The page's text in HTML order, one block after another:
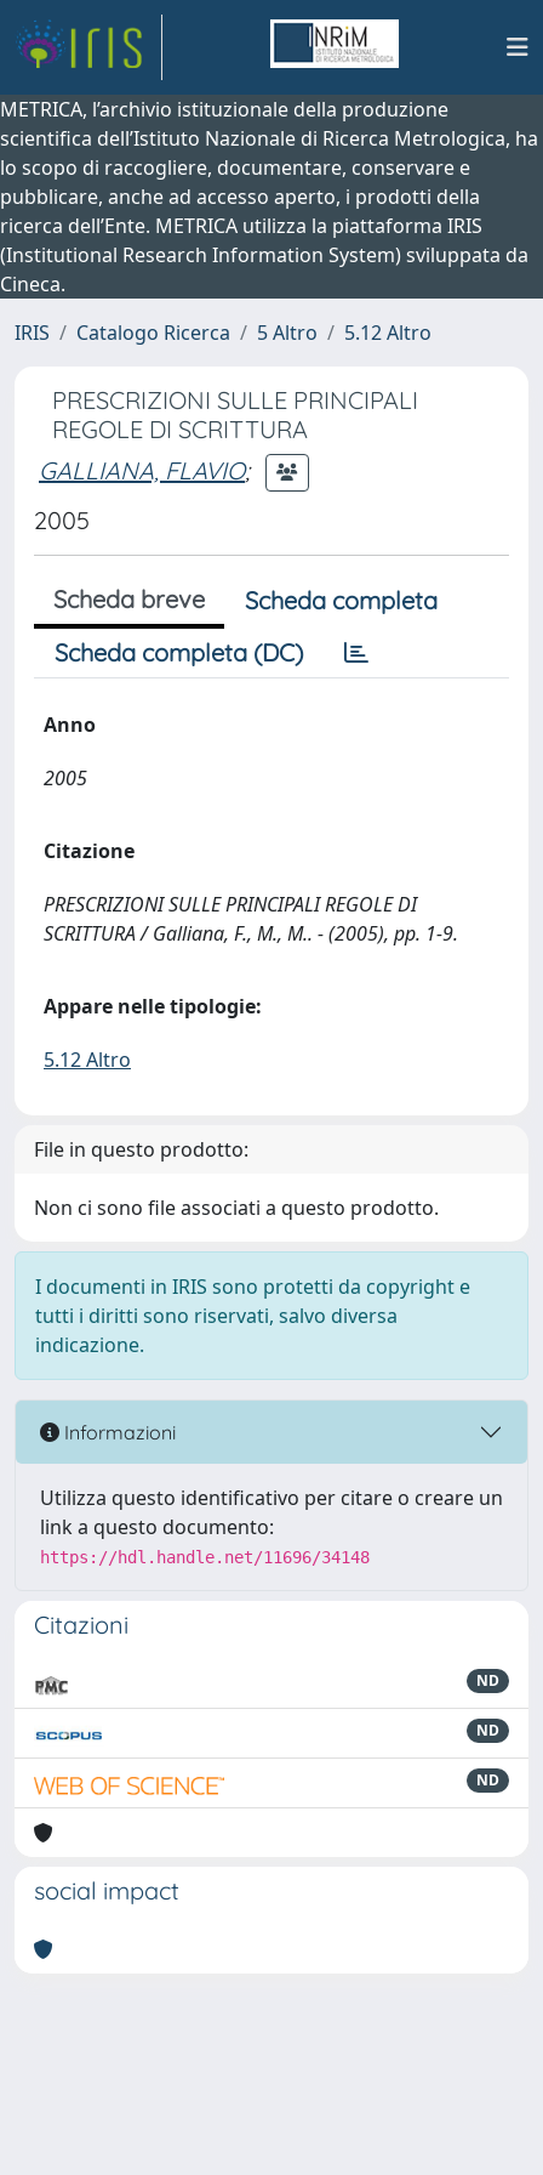
METRICA, l’archivio istituzionale della produzione
scientifica dell’Istituto Nazionale di Ricerca Metrologica, ha
lo scopo di raccogliere, documentare, conservare e
pubblicare, anche ad accesso aperto, i prodotti della
ricerca dell’Ente. METRICA utilizza la piattaforma IRIS
(Institutional Research Information System) sviluppata da
Cineca.
IRIS
Catalogo Ricerca 5 Altro 5.12 Altro
PRESCRIZIONI SULLE PRINCIPALI
REGOLE DI SCRITTURA
GALLIANA, FLAVIO;
2005
Scheda breve
Scheda completa
Scheda completa (DC)
Anno
2005
Citazione
PRESCRIZIONI SULLE PRINCIPALI REGOLE DI
SCRITTURA / Galliana, F., M., M.. - (2005), pp. 1-9.
Appare nelle tipologie:
5.12 Altro
File in questo prodotto:
Non ci sono file associati a questo prodotto.
I documenti in IRIS sono protetti da copyright e
tutti i diritti sono riservati, salvo diversa
indicazione.
Informazioni
Utilizza questo identificativo per citare o creare un
link a questo documento:
https://hdl.handle.net/11696/34148
Citazioni
ND
ND
ND
social impact